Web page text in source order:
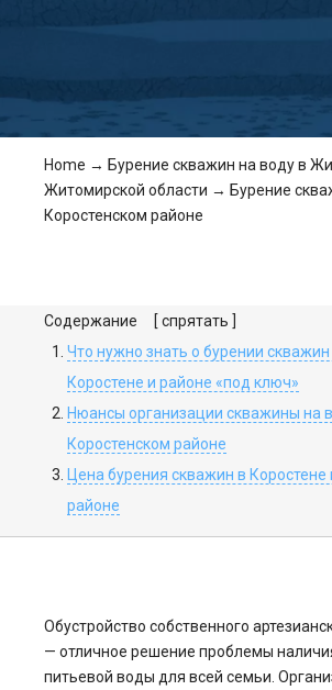
Home → Бурение скважин на воду в
Житомирской области → Бурение
Коростенском районе
Содержание
[ спрятать ]
Что нужно знать о бурении скважин
Коростене и районе «под ключ»
Нюансы организации скважины на
Коростенском районе
Цена бурения скважин в Коростене
районе
Обустройство собственного
— отличное решение проблемы
питьевой воды для всей семьи.